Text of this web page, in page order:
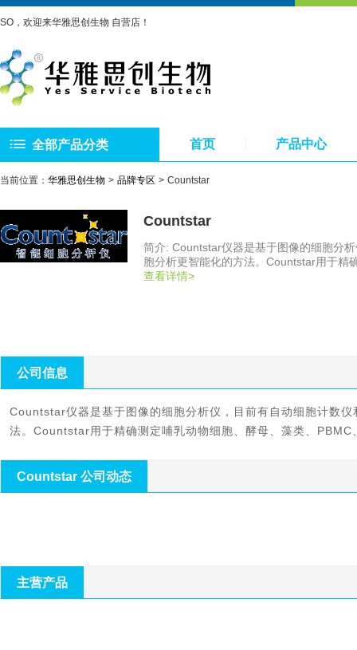
SO，欢迎来华雅思创生物 自营店！
全部产品分类 首页 产品中心
当前位置： 华雅思创生物 品牌专区 Countstar
Countstar
简介: Countstar仪器是基于图像的细胞分
胞分析更智能化的方法。Countstar用于精
及先进的荧光细胞分析应用。
查看详情>
公司信息
Countstar仪器是基于图像的细胞分析仪，目前有自动细胞计数
Countstar 公司动态
主营产品